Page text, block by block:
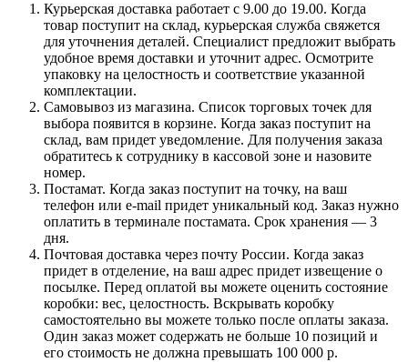
Курьерская доставка работает с 9.00 до 19.00. Когда
товар поступит на склад, курьерская служба свяжется
для уточнения деталей. Специалист предложит выбрать
удобное время доставки и уточнит адрес. Осмотрите
упаковку на целостность и соответствие указанной
комплектации.
Самовывоз из магазина. Список торговых точек для
выбора появится в корзине. Когда заказ поступит на
склад, вам придет уведомление. Для получения заказа
обратитесь к сотруднику в кассовой зоне и назовите
номер.
Постамат. Когда заказ поступит на точку, на ваш
телефон или e-mail придет уникальный код. Заказ нужно
оплатить в терминале постамата. Срок хранения — 3
дня.
Почтовая доставка через почту России. Когда заказ
придет в отделение, на ваш адрес придет извещение о
посылке. Перед оплатой вы можете оценить состояние
коробки: вес, целостность. Вскрывать коробку
самостоятельно вы можете только после оплаты заказа.
Один заказ может содержать не больше 10 позиций и
его стоимость не должна превышать 100 000 р.